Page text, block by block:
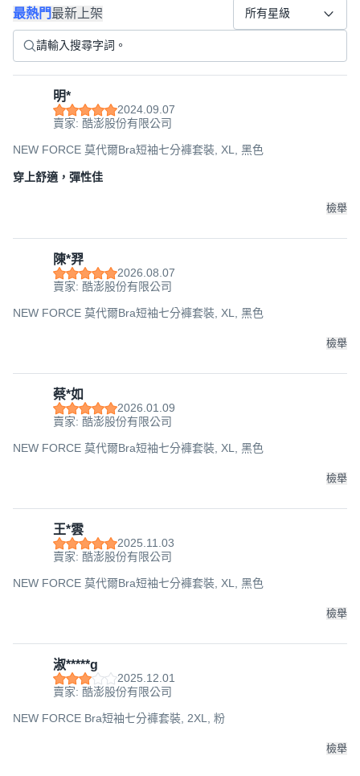
最熱門最新上架 所有星級
明*
2024.09.07
賣家: 酷澎股份有限公司
NEW FORCE 莫代爾Bra短袖七分褲套裝, XL, 黑色
穿上舒適，彈性佳
檢舉
陳*羿
2026.08.07
賣家: 酷澎股份有限公司
NEW FORCE 莫代爾Bra短袖七分褲套裝, XL, 黑色
檢舉
蔡*如
2026.01.09
賣家: 酷澎股份有限公司
NEW FORCE 莫代爾Bra短袖七分褲套裝, XL, 黑色
檢舉
王*雲
2025.11.03
賣家: 酷澎股份有限公司
NEW FORCE 莫代爾Bra短袖七分褲套裝, XL, 黑色
檢舉
淑*****g
2025.12.01
賣家: 酷澎股份有限公司
NEW FORCE Bra短袖七分褲套裝, 2XL, 粉
檢舉